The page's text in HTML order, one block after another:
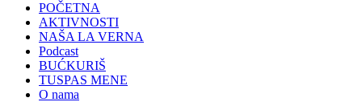
POČETNA
AKTIVNOSTI
NAŠA LA VERNA
Podcast
BUĆKURIŠ
TUSPAS MENE
O nama